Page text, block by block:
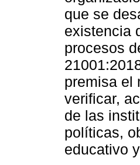
que se
existencia
procesos
premisa el
verificar,
de las
políticas,
educativo